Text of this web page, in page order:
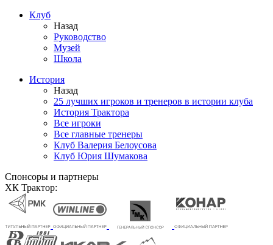
Клуб
Назад
Руководство
Музей
Школа
История
Назад
25 лучших игроков и тренеров в истории клуба
История Трактора
Все игроки
Все главные тренеры
Клуб Валерия Белоусова
Клуб Юрия Шумакова
Спонсоры и партнеры
ХК Трактор: